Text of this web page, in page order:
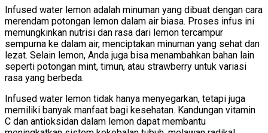
Infused water lemon adalah minuman yang dibuat dengan cara
merendam potongan lemon dalam air biasa. Proses infus ini
memungkinkan nutrisi dan rasa dari lemon tercampur
sempurna ke dalam air, menciptakan minuman yang sehat dan
lezat. Selain lemon, Anda juga bisa menambahkan bahan lain
seperti potongan mint, timun, atau strawberry untuk variasi
rasa yang berbeda.
Infused water lemon tidak hanya menyegarkan, tetapi juga
memiliki banyak manfaat bagi kesehatan. Kandungan vitamin
C dan antioksidan dalam lemon dapat membantu